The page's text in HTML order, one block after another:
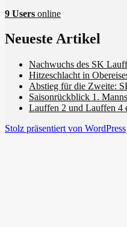
9 Users online
Neueste Artikel
Nachwuchs des SK
Hitzeschlacht in
Abstieg für die Zweite:
Saisonrückblick 1.
Lauffen 2 und Lauffen 4
Stolz präsentiert von WordPress